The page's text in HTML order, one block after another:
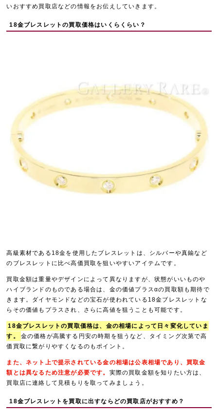
いおすすめ買取店などの情報をお伝えしていきます。
18金ブレスレットの買取価格はいくらくらい？
高級素材である18金を使用したブレスレットは、シルバーや真鍮など
のブレスレットに比べ高価買取を狙いやすいアイテムです。
買取金額は重量やデザインによって異なりますが、状態がいいものや
ハイブランドのものである場合は、金の価値プラスαの買取額も期待で
きます。ダイヤモンドなどの宝石が使われている18金ブレスレットな
らその価値もプラスされ、さらに高値を狙うことも可能です。
18金ブレスレットの買取価格は、金の相場によって日々変化していま
す。
金の価格が高騰する円安の時期を狙うなど、タイミング次第で高
価買取に繋がりやすくなるのもポイント。
また、ネット上で提示されている金の相場は公表相場であり、買取金
額とは異なるため注意が必要です。 実際の買取金額を知りたい方は、
買取店に連絡して見積もりを取ってみましょう。
18金ブレスレットを買取に出すならどの買取店がおすすめ？